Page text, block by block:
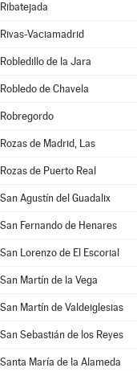
Ribatejada
Rivas-Vaciamadrid
Robledillo de la Jara
Robledo de Chavela
Robregordo
Rozas de Madrid, Las
Rozas de Puerto Real
San Agustín del Guadalix
San Fernando de Henares
San Lorenzo de El Escorial
San Martín de la Vega
San Martín de Valdeiglesias
San Sebastián de los Reyes
Santa María de la Alameda